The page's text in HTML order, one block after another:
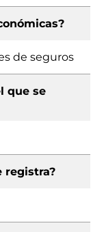
de seguros
que se
registra?